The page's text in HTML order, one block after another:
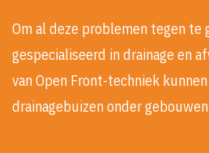
Om al deze problemen tegen te
gespecialiseerd in drainage en
van Open Front-techniek
drainagebuizen onder